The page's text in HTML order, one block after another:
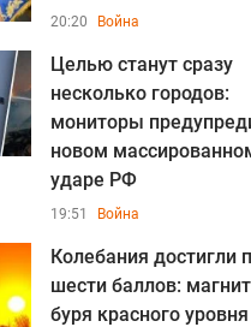
20:20 Война
Целью станут сразу
несколько городов:
мониторы
новом
ударе РФ
19:51 Война
Колебания достигли
шести баллов:
буря красного уровня